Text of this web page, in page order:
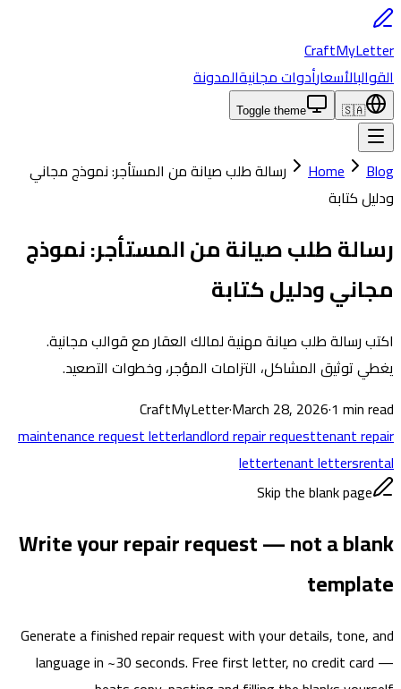
CraftMyLetter
القوالبالأسعارأدوات مجانيةالمدونة
🇸🇦
Toggle theme
Home Blog
رسالة طلب صيانة من المستأجر: نموذج مجاني
ودليل كتابة
رسالة طلب صيانة من المستأجر: نموذج
مجاني ودليل كتابة
اكتب رسالة طلب صيانة مهنية لمالك العقار مع قوالب مجانية.
يغطي توثيق المشاكل، التزامات المؤجر، وخطوات التصعيد.
CraftMyLetter·March 28, 2026·1 min read
maintenance request letterlandlord repair requesttenant repair
lettertenant lettersrental
Skip the blank page
Write your repair request — not a blank
template
Generate a finished repair request with your details, tone, and
language in ~30 seconds. Free first letter, no credit card —